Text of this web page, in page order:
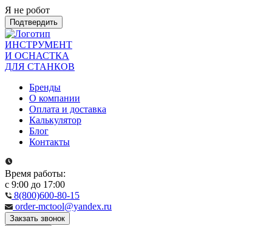
Я не робот
Подтвердить
ИНСТРУМЕНТ
И ОСНАСТКА
ДЛЯ СТАНКОВ
Бренды
О компании
Оплата и доставка
Калькулятор
Блог
Контакты
Время работы:
с 9:00 до 17:00
8(800)600-80-15
order-mctool@yandex.ru
Закзать звонок